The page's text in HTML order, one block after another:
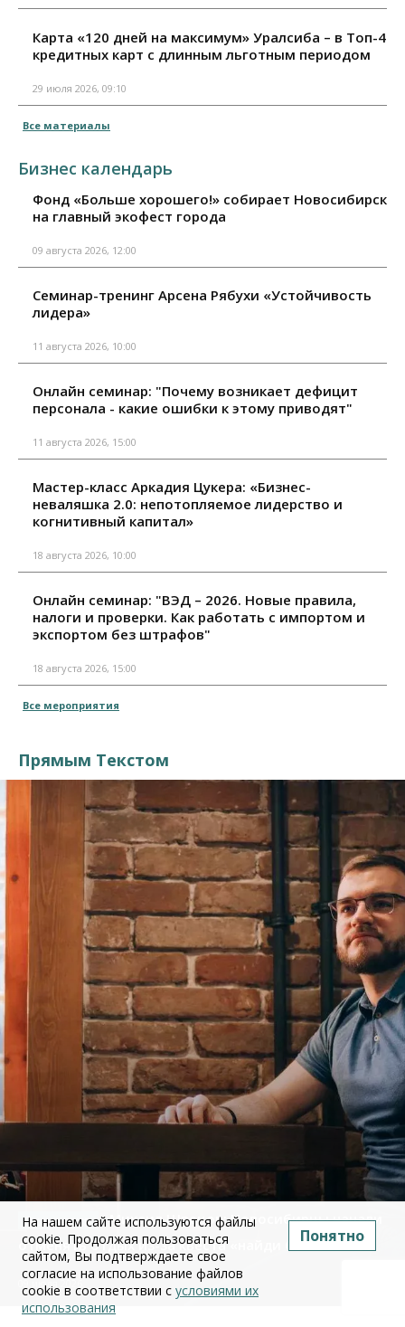
Карта «120 дней на максимум» Уралсиба – в Топ-4
кредитных карт с длинным льготным периодом
29 июля 2026, 09:10
Все материалы
Бизнес календарь
Фонд «Больше хорошего!» собирает Новосибирск
на главный экофест города
09 августа 2026, 12:00
Семинар-тренинг Арсена Рябухи «Устойчивость
лидера»
11 августа 2026, 10:00
Онлайн семинар: "Почему возникает дефицит
персонала - какие ошибки к этому приводят"
11 августа 2026, 15:00
Мастер-класс Аркадия Цукера: «Бизнес-
неваляшка 2.0: непотопляемое лидерство и
когнитивный капитал»
18 августа 2026, 10:00
Онлайн семинар: "ВЭД – 2026. Новые правила,
налоги и проверки. Как работать с импортом и
экспортом без штрафов"
18 августа 2026, 15:00
Все мероприятия
Прямым Текстом
Михаил Швецов: Новосибирцы начали
отменять отдых из-за квеста «найди бензин»
09 июля 2026
На нашем сайте используются файлы
cookie. Продолжая пользоваться
сайтом, Вы подтверждаете свое
согласие на использование файлов
cookie в соответствии с условиями их
использования
Понятно